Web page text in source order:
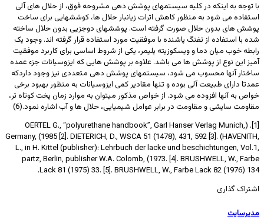
با توجه به اینکه در کلیه سیستمهای پوشش دهی مشروحه فوق، از حلال های آلی
استفاده می شود به منظور کاهش اثرات زیانبار حلال ها، کوششهایی برای ساخت
پوشش های بدون حلال صورت گرفته است. پوششهای دوجزیی بدون حلال ساخته
شده با استفاده از تفنگ پاشنده با موفقیت مورد استفاده قرار گرفته اند. وجود یک
رابطه خوب میان دما و ویسکوزیته پلیمر، یکی از شروط اساسی برای کاربرد موفقیت
آمیز این نوع از پوشش ها می باشد. علاوه بر پوشش هایی که ایزوسیانات جزء عمده
ساختار آنها محسوب می شود، سیستمهای پوشش دهی متعددی نیز وجود داردکه
عمدتا دارای طبیعت آلی بوده و تنها مقادیر کمی ایزوسیانات به منظور بهبود برخی
خواص به آنها افزوده می شود. از خواص مذکور میتوان به موارد زمان پخت کوتاه تر،
مقاومت سایشی و مقاومت در برابر عوامل شیمیایی، حلال ها و آب اشاره نمود.(6)
[1]. (OERTEL G., “polyurethane handbook”, Garl Hanser Verlag Munich,
Germany, (1985 [2]. DIETERICH, D., WSCA 51 (1478), 431, 592 [3]. (HAVENITH,
L., in H. Kittel (publisher): Lehrbuch der lacke und beschichtungen, Vol.1,
partz, Berlin, publisher W.A. Colomb, (1973. [4]. BRUSHWELL, W., Farbe
Lack 81 (1975) 33. [5]. BRUSHWELL, W., Farbe Lack 82 (1976) 134.
اشتراک گذاری
مدیرسایت